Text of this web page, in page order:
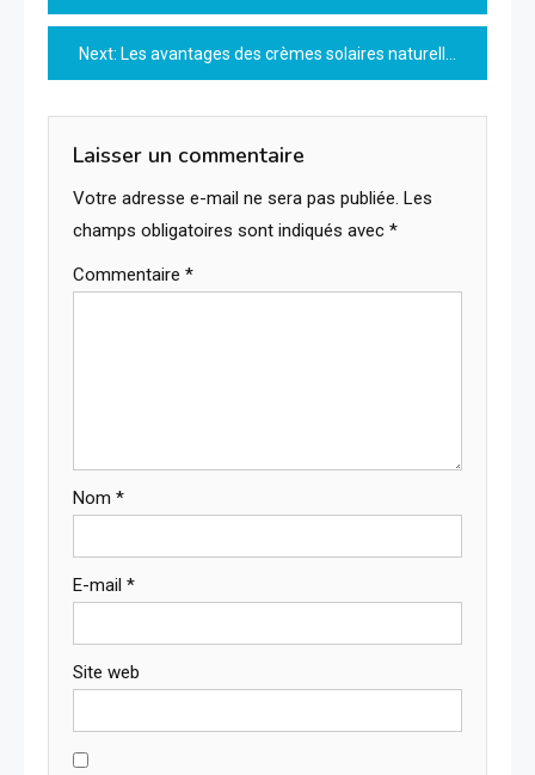
de
l’article
Next: Les avantages des crèmes solaires naturelles pour votre peau
Laisser un commentaire
Votre adresse e-mail ne sera pas publiée. Les
champs obligatoires sont indiqués avec *
Commentaire *
Nom *
E-mail *
Site web